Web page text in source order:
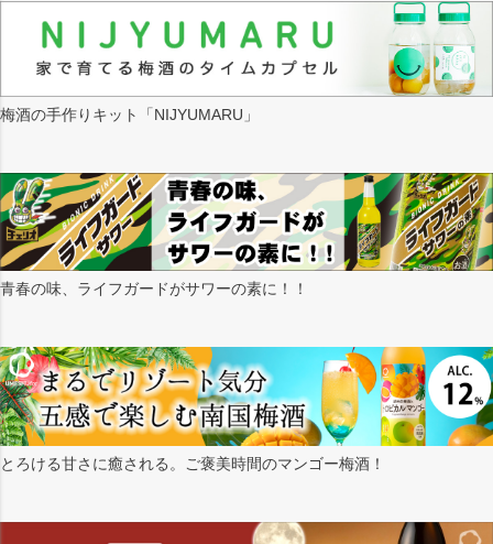
梅酒の手作りキット「NIJYUMARU」
青春の味、ライフガードがサワーの素に！！
とろける甘さに癒される。ご褒美時間のマンゴー梅酒！